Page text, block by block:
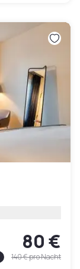
80 €
140 €pro Nacht